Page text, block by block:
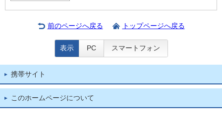
前のページへ戻る トップページへ戻る
表示 PC スマートフォン
携帯サイト
このホームページについて